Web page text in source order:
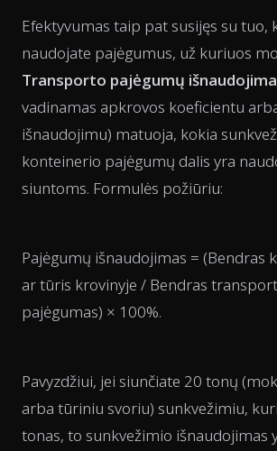
Efektyvumas taip pat susijęs su tuo,
naudojate pajėgumus, už kuriuos
Transporto pajėgumų
vadinamas apkrovos koeficientu
išnaudojimu) matuoja, kokia
konteinerio pajėgumų dalis yra
siuntoms. Formulės požiūriu:
Pajėgumų išnaudojimas = (Bendras
ar tūris krovinyje / Bendras
pajėgumas) × 100%.
Pavyzdžiui, jei siunčiate 20 tonų
arba tūriniu svoriu) sunkvežimiu,
tonas, to sunkvežimio išnaudojimas